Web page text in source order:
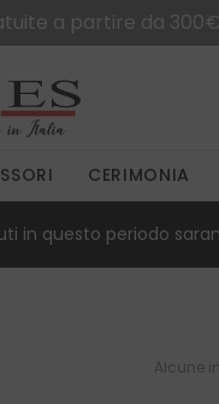
a partire da 300€
CERIMONIA
in questo periodo
Alcune